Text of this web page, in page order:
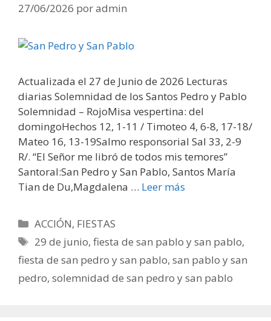
27/06/2026 poradmin
Actualizada el 27 de Junio de 2026 Lecturas
diarias Solemnidad de los Santos Pedro y Pablo
Solemnidad – RojoMisa vespertina: del
domingoHechos 12, 1-11 / Timoteo 4, 6-8, 17-18/
Mateo 16, 13-19Salmo responsorial Sal 33, 2-9
R/. “El Señor me libró de todos mis temores”
Santoral:San Pedro y San Pablo, Santos María
Tian de Du,Magdalena … Leer más
Categorías
ACCIÓN, FIESTAS
Etiquetas
29 de junio,fiesta de san pablo y san pablo,
fiesta de san pedro y san pablo, san pablo y san
pedro, solemnidad de san pedro y san pablo